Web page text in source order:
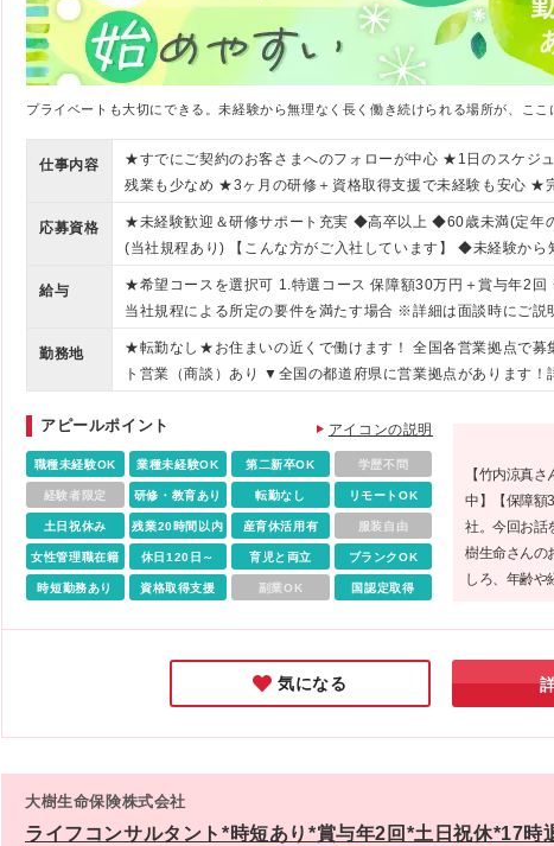
プライベートも大切にできる。未経験から無理なく長く働き続けられる場所が、ここ
仕事内容
★すでにご契約のお客さまへのフォローが中心 ★1日のスケジ
残業も少なめ ★3ヶ月の研修＋資格取得支援で未経験も安心 ★
応募資格
★未経験歓迎＆研修サポート充実 ◆高卒以上 ◆60歳未満(定年
(当社規程あり) 【こんな方がご入社しています】 ◆未経験か
できる職場で働きたい方 ◆将来、結婚・出産をしても続けら
されたい方
給与
★希望コースを選択可 1.特選コース 保障額30万円＋賞与年2
当社規程による所定の要件を満たす場合 ※詳細は面談時にご
(地域に応ずる)＋賞与年2回 ※給与は固定給＋比例給 ※当社規
談時にご説明します ＜2026年度4月より給与アップしました！
な活動が求められる一方、入社後18ヵ月間は保障給制度があ
た金額が保障されます ・一般コースは入社当初は基本活動の
く徐々に比例給(業績連動給)にシフトする給与体系です。
勤務地
★転勤なし★お住まいの近くで働けます！ 全国各営業拠点で
ト営業（商談）あり ▼全国の都道府県に営業拠点があります
道府県に営業拠点があります！詳細はこちら】を クリックし
************** 2026年度採用支援Ｇ一括-第1号 大樹生命保険株
2 汐留シティセンタービル 26階 担当者 ／ 採用担当 tel ／
**** ※(変更の範囲)上記を除く当社関連勤務地
アピールポイント アイコンの説明
職種未経験OK 業種未経験OK 第二新卒OK 学歴不問
経験者限定 研修・教育あり 転勤なし リモートOK
土日祝休み 残業20時間以内 産育休活用有 服装自由
女性管理職在籍 休日120日～ 育児と両立 ブランクOK
時短勤務あり 資格取得支援 副業OK 国認定取得
【竹内涼真
中】【保障額
社。今回お話
樹生命さんの
しろ、年齢や
活動をしてい
した。
気になる
大樹生命保険株式会社
ライフコンサルタント*時短あり*賞与年2回*土日祝休*17時